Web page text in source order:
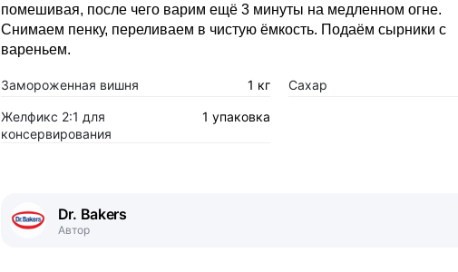
помешивая, после чего варим ещё 3 минуты на медленном огне.
Снимаем пенку, переливаем в чистую ёмкость. Подаём сырники с
вареньем.
Замороженная вишня 1 кг Сахар
Желфикс 2:1 для
консервирования
1 упаковка
Dr. Bakers
Автор